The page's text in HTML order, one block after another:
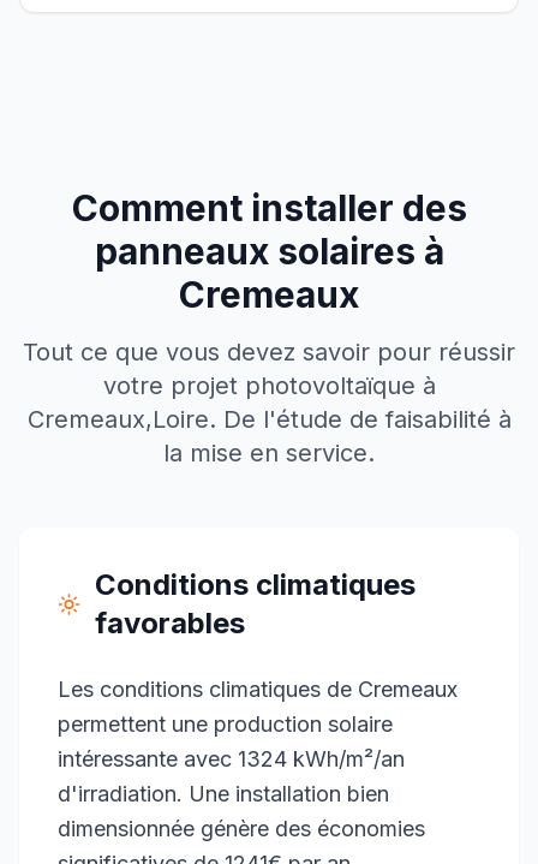
Comment installer des
panneaux solaires à
Cremeaux
Tout ce que vous devez savoir pour réussir
votre projet photovoltaïque à
Cremeaux,Loire. De l'étude de faisabilité à
la mise en service.
Conditions climatiques
favorables
Les conditions climatiques de Cremeaux
permettent une production solaire
intéressante avec 1324 kWh/m²/an
d'irradiation. Une installation bien
dimensionnée génère des économies